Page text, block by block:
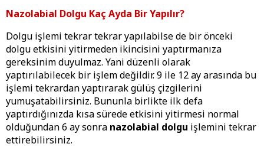
Nazolabial Dolgu Kaç Ayda Bir Yapılır?
Dolgu işlemi tekrar tekrar yapılabilse de bir önceki
dolgu etkisini yitirmeden ikincisini yaptırmanıza
gereksinim duyulmaz. Yani düzenli olarak
yaptırılabilecek bir işlem değildir. 9 ile 12 ay arasında bu
işlemi tekrardan yaptırarak gülüş çizgilerini
yumuşatabilirsiniz. Bununla birlikte ilk defa
yaptırdığınızda kısa sürede etkisini yitirmesi normal
olduğundan 6 ay sonra nazolabial dolgu işlemini tekrar
ettirebilirsiniz.